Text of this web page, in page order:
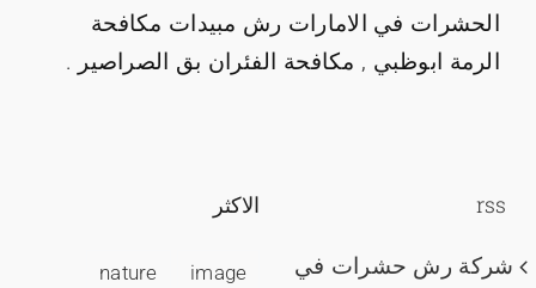
الحشرات في الامارات رش مبيدات مكافحة
الرمة ابوظبي , مكافحة الفئران بق الصراصير .
rss
شركة رش حشرات في
الاكثر
image
nature